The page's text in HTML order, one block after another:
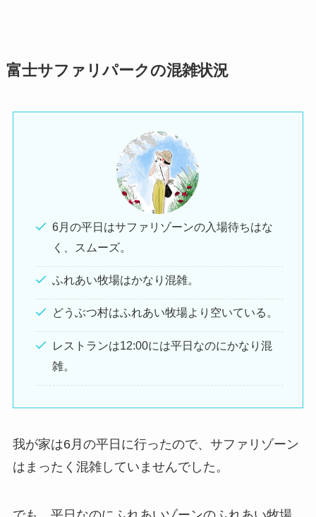
富士サファリパークの混雑状況
6月の平日はサファリゾーンの入場待ちはな
く、スムーズ。
ふれあい牧場はかなり混雑。
どうぶつ村はふれあい牧場より空いている。
レストランは12:00には平日なのにかなり混
雑。
我が家は6月の平日に行ったので、サファリゾーン
はまったく混雑していませんでした。